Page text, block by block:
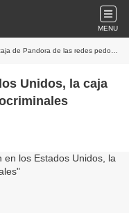
MENU
Pandora de las redes pedocriminales
Unidos, la caja